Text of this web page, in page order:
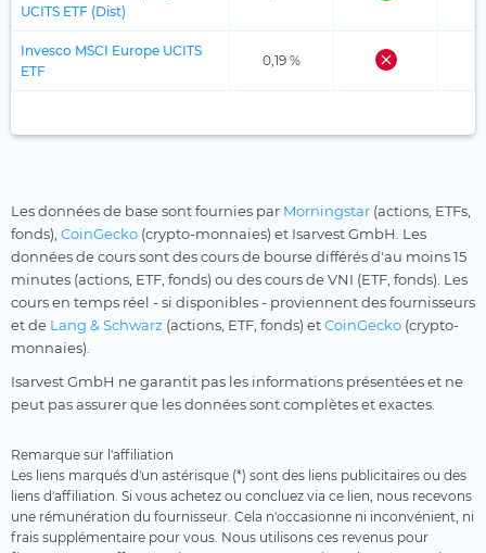
UCITS ETF (Dist)
Invesco MSCI Europe UCITS
ETF
0,19 %
Les données de base sont fournies par Morningstar (actions, ETFs,
fonds), CoinGecko (crypto-monnaies) et Isarvest GmbH. Les
données de cours sont des cours de bourse différés d'au moins 15
minutes (actions, ETF, fonds) ou des cours de VNI (ETF, fonds). Les
cours en temps réel - si disponibles - proviennent des fournisseurs
et de Lang & Schwarz (actions, ETF, fonds) etCoinGecko (crypto-
monnaies).
Isarvest GmbH ne garantit pas les informations présentées et ne
peut pas assurer que les données sont complètes et exactes.
Remarque sur l'affiliation
Les liens marqués d'un astérisque (*) sont des liens publicitaires ou des
liens d'affiliation. Si vous achetez ou concluez via ce lien, nous recevons
une rémunération du fournisseur. Cela n'occasionne ni inconvénient, ni
frais supplémentaire pour vous. Nous utilisons ces revenus pour